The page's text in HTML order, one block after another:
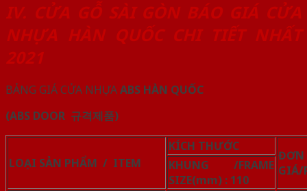
IV. CỬA GỖ SÀI GÒN BÁO GIÁ CỬA
NHỰA HÀN QUỐC CHI TIẾT NHẤT
2021
BẢNG GIÁ CỬA NHỰAABS HÀN QUỐC
(ABS DOOR 규격제품)
LOẠI SẢN PHẨM / ITEM
KÍCH THƯỚC
ĐƠN
GIÁ/
KHUNG /FRAME
SIZE(mm) : 110